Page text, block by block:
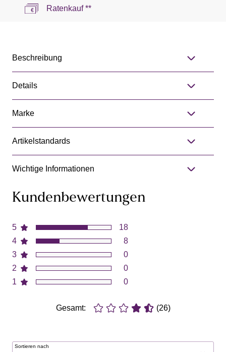
Ratenkauf **
Beschreibung
Details
Marke
Artikelstandards
Wichtige Informationen
Kundenbewertungen
5
4
3
2
1
18
8
0
0
0
Gesamt: (26)
Sortieren nach